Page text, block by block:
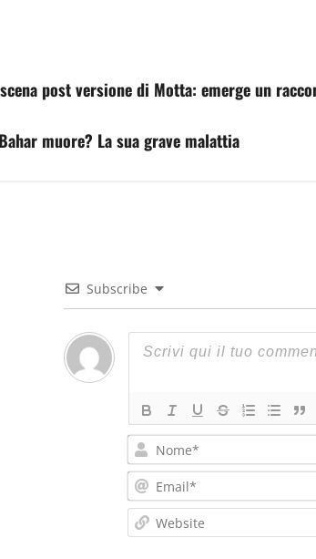
post versione di Motta: emerge un
muore? La sua grave malattia
Subscribe